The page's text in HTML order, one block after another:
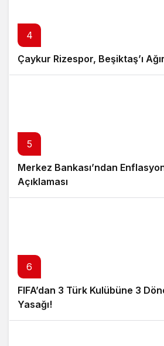
4
Çaykur Rizespor, Beşiktaş’ı
5
Merkez Bankası’ndan
Açıklaması
6
FIFA’dan 3 Türk Kulübüne 3
Yasağı!